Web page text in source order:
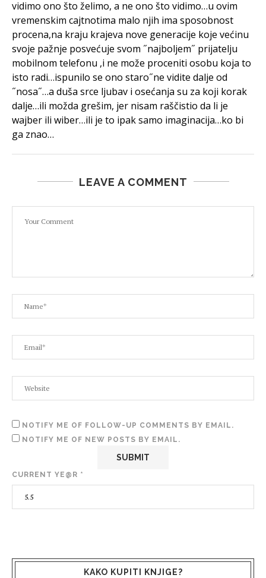
vidimo ono što želimo, a ne ono što vidimo…u ovim
vremenskim cajtnotima malo njih ima sposobnost
procena,na kraju krajeva nove generacije koje većinu
svoje pažnje posvećuje svom ˝najboljem˝ prijatelju
mobilnom telefonu ,i ne može proceniti osobu koja to
isto radi…ispunilo se ono staro˝ne vidite dalje od
˝nosa˝…a duša srce ljubav i osećanja su za koji korak
dalje…ili možda grešim, jer nisam raščistio da li je
wajber ili wiber…ili je to ipak samo imaginacija…ko bi
ga znao…
LEAVE A COMMENT
NOTIFY ME OF FOLLOW-UP COMMENTS BY EMAIL.
NOTIFY ME OF NEW POSTS BY EMAIL.
CURRENT YE@R *
KAKO KUPITI KNJIGE?